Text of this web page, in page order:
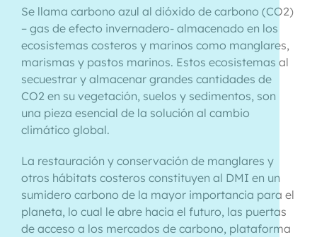
Se llama carbono azul al dióxido de carbono (CO2)
– gas de efecto invernadero- almacenado en los
ecosistemas costeros y marinos como manglares,
marismas y pastos marinos. Estos ecosistemas al
secuestrar y almacenar grandes cantidades de
CO2 en su vegetación, suelos y sedimentos, son
una pieza esencial de la solución al cambio
climático global.
La restauración y conservación de manglares y
otros hábitats costeros constituyen al DMI en un
sumidero carbono de la mayor importancia para el
planeta, lo cual le abre hacia el futuro, las puertas
de acceso a los mercados de carbono, plataforma